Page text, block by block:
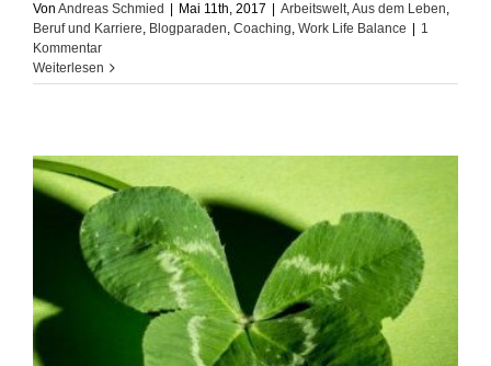
Von Andreas Schmied Mai 11th, 2017 Arbeitswelt,Aus dem Leben,
Beruf und Karriere, Blogparaden, Coaching, Work Life Balance
1
Kommentar
Weiterlesen